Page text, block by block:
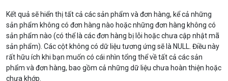
Kết quả sẽ hiển thị tất cả các sản phẩm và đơn hàng, kể cả những
sản phẩm không có đơn hàng nào hoặc những đơn hàng không có
sản phẩm nào (có thể là các đơn hàng bị lỗi hoặc chưa cập nhật mã
sản phẩm). Các cột không có dữ liệu tương ứng sẽ là NULL . Điều này
rất hữu ích khi bạn muốn có cái nhìn tổng thể về tất cả các sản
phẩm và đơn hàng, bao gồm cả những dữ liệu chưa hoàn thiện hoặc
chưa khớp.